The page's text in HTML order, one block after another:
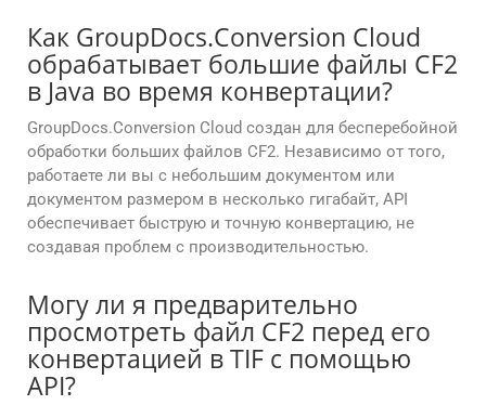
Как GroupDocs.Conversion Cloud
обрабатывает большие файлы CF2
в Java во время конвертации?
GroupDocs.Conversion Cloud создан для бесперебойной
обработки больших файлов CF2. Независимо от того,
работаете ли вы с небольшим документом или
документом размером в несколько гигабайт, API
обеспечивает быструю и точную конвертацию, не
создавая проблем с производительностью.
Могу ли я предварительно
просмотреть файл CF2 перед его
конвертацией в TIF с помощью
API?